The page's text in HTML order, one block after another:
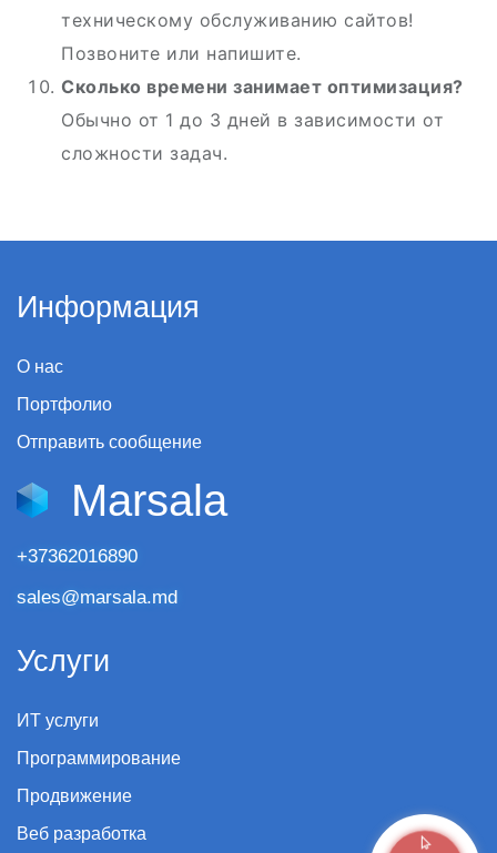
техническому обслуживанию сайтов!
Позвоните или напишите.
Сколько времени занимает оптимизация?
Обычно от 1 до 3 дней в зависимости от
сложности задач.
Информация
О нас
Портфолио
Отправить сообщение
Marsala
+37362016890
sales@marsala.md
Услуги
ИТ услуги
Программирование
Продвижение
Веб разработка